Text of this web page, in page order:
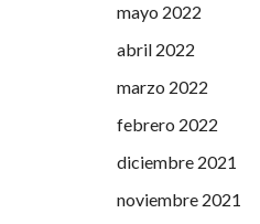
mayo 2022
abril 2022
marzo 2022
febrero 2022
diciembre 2021
noviembre 2021